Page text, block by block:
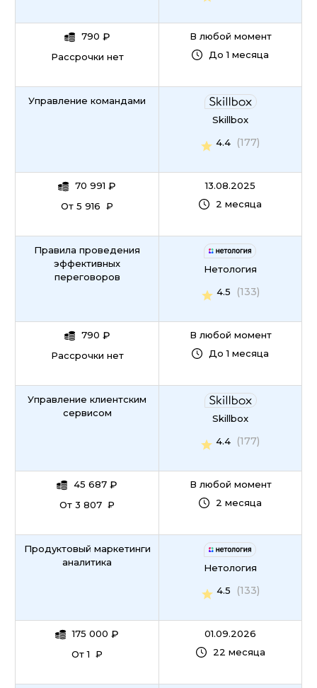
790 ₽
Рассрочки нет
В любой момент
До 1 месяца
Управление командами
70 991 ₽
От 5 916 ₽
Skillbox
4.4
(177)
13.08.2025
2 месяца
Правила проведения
эффективных
переговоров
790 ₽
Рассрочки нет
Нетология
4.5
(133)
В любой момент
До 1 месяца
Управление клиентским
сервисом
45 687 ₽
От 3 807 ₽
Skillbox
4.4
(177)
В любой момент
2 месяца
Продуктовый маркетинги
аналитика
175 000 ₽
От 1 ₽
Нетология
4.5
(133)
01.09.2026
22 месяца